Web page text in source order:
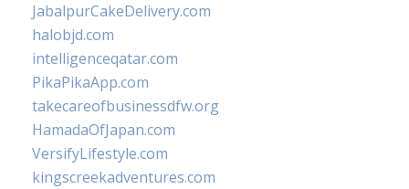
JabalpurCakeDelivery.com
halobjd.com
intelligenceqatar.com
PikaPikaApp.com
takecareofbusinessdfw.org
HamadaOfJapan.com
VersifyLifestyle.com
kingscreekadventures.com